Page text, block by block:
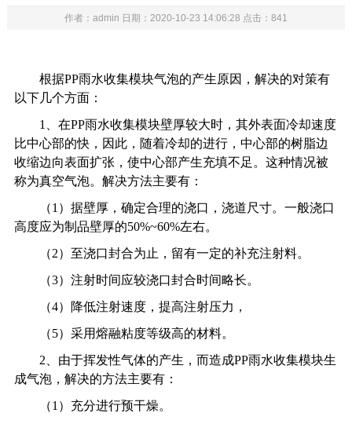
作者：admin 日期：2020-10-23 14:06:28 点击：841
根据PP雨水收集模块气泡的产生原因，解决的对策有
以下几个方面：
1
、在PP雨水收集模块壁厚较大时，其外表面冷却速度
比中心部的快，因此，随着冷却的进行，中心部的树脂边
收缩边向表面扩张，使中心部产生充填不足。这种情况被
称为真空气泡。解决方法主要有：
（1）据壁厚，确定合理的浇口，浇道尺寸。一般浇口
高度应为制品壁厚的50%~60%左右。
（2）至浇口封合为止，留有一定的补充注射料。
（3）注射时间应较浇口封合时间略长。
（4）降低注射速度，提高注射压力，
（5）采用熔融粘度等级高的材料。
2 、由于挥发性气体的产生，而造成PP雨水收集模块生
成气泡，解决的方法主要有：
（1）充分进行预干燥。